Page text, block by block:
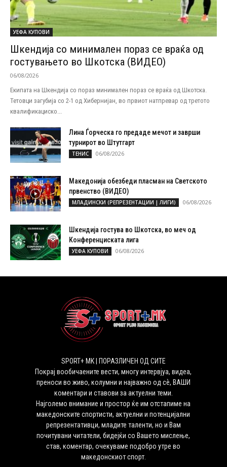
УЕФА КУПОВИ
Шкендија со минимален пораз се враќа од
гостувањето во Шкотска (ВИДЕО)
06/08/2026
Екипата на Шкендија со пораз минимален пораз се враќа од Шкотска.
Тетовци загубија со 2-1 од Хибернијан, во првиот натпревар од третото
квалификациско...
Лина Ѓорческа го предаде мечот и заврши
турнирот во Штутгарт
ТЕНИС 06/08/2026
Македонија обезбеди пласман на Светското
првенство (ВИДЕО)
МЛАДИНСКИ (РЕПРЕЗЕНТАЦИИ | ЛИГИ) 06/08/2026
Шкендија гостува во Шкотска, во меч од
Конференциската лига
УЕФА КУПОВИ 06/08/2026
SPORT+ MK | ПОРАЗЛИЧЕН ОД СИТЕ
Покрај вообичаените вести, многу интервјуа, видеа,
преноси во живо, колумни и најважно од сѐ, ВАШИ
коментари и ставови за актуелни теми.
Најголемо внимание и простор ќе им отстапиме на
македонските спортисти, актуелни и потенцијални
репрезентативци, младите таленти, но и Вам
почитувани читатели, бидејќи со Вашето мислење,
став, коментар, очекуваме подобро утре во
македонскиот спорт.